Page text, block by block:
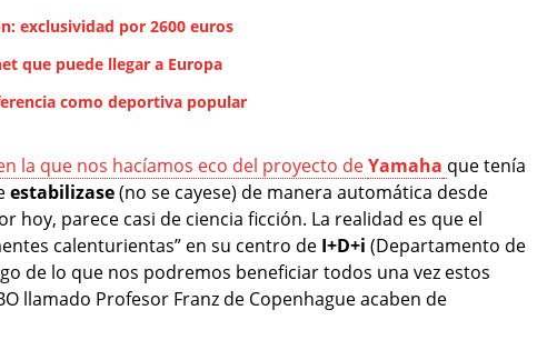
exclusividad por 2600 euros
que puede llegar a Europa
como deportiva popular
la que nos hacíamos eco del proyecto deYamaha que tenía
estabilizase(no se cayese) de manera automática desde
hoy, parece casi de ciencia ficción. La realidad es que el
calenturientas” en su centro de I+D+i (Departamento de
de lo que nos podremos beneficiar todos una vez estos
llamado Profesor Franz de Copenhague acaben de